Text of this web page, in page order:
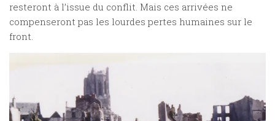
resteront à l’issue du conflit. Mais ces arrivées ne
compenseront pas les lourdes pertes humaines sur le
front.